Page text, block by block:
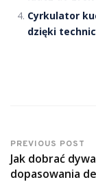
Cyrkulator
dzięki
PREVIOUS POST
Jak dobrać
dopasowania